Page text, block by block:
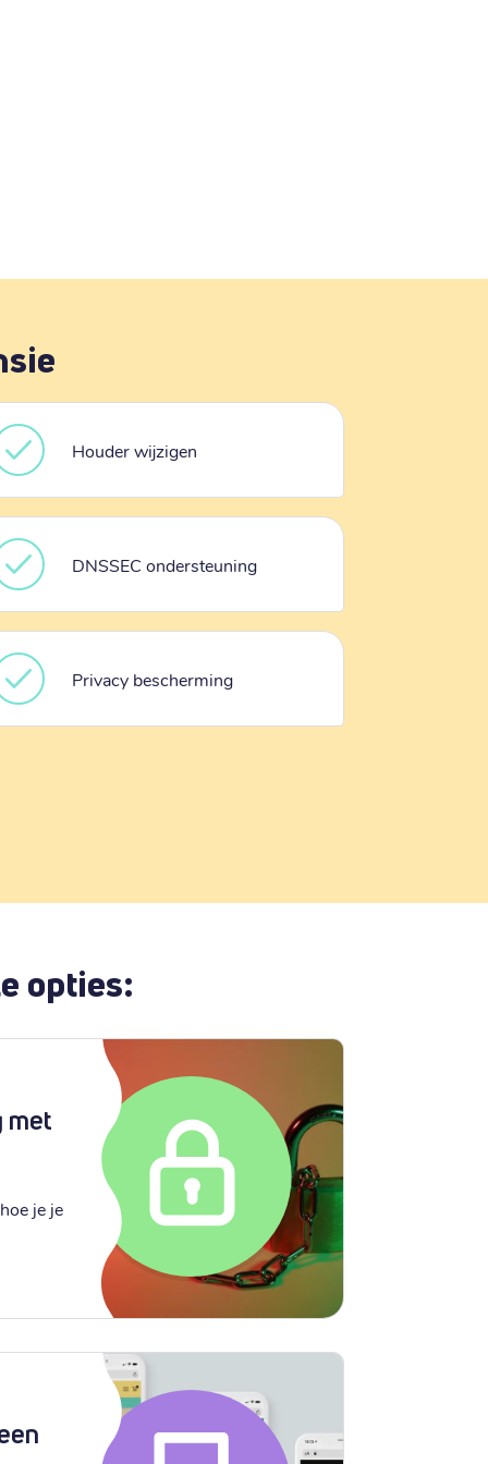
Houder wijzigen
DNSSEC ondersteuning
Privacy bescherming
opties:
met
je je